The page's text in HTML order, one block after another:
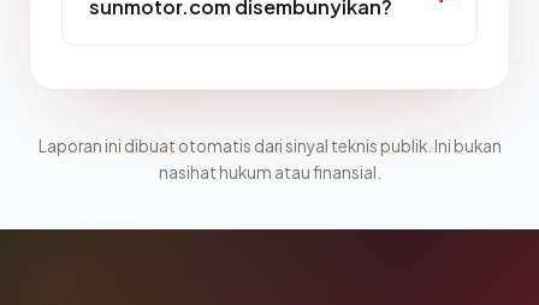
sunmotor.com disembunyikan?
Laporan ini dibuat otomatis dari sinyal teknis publik. Ini bukan
nasihat hukum atau finansial.